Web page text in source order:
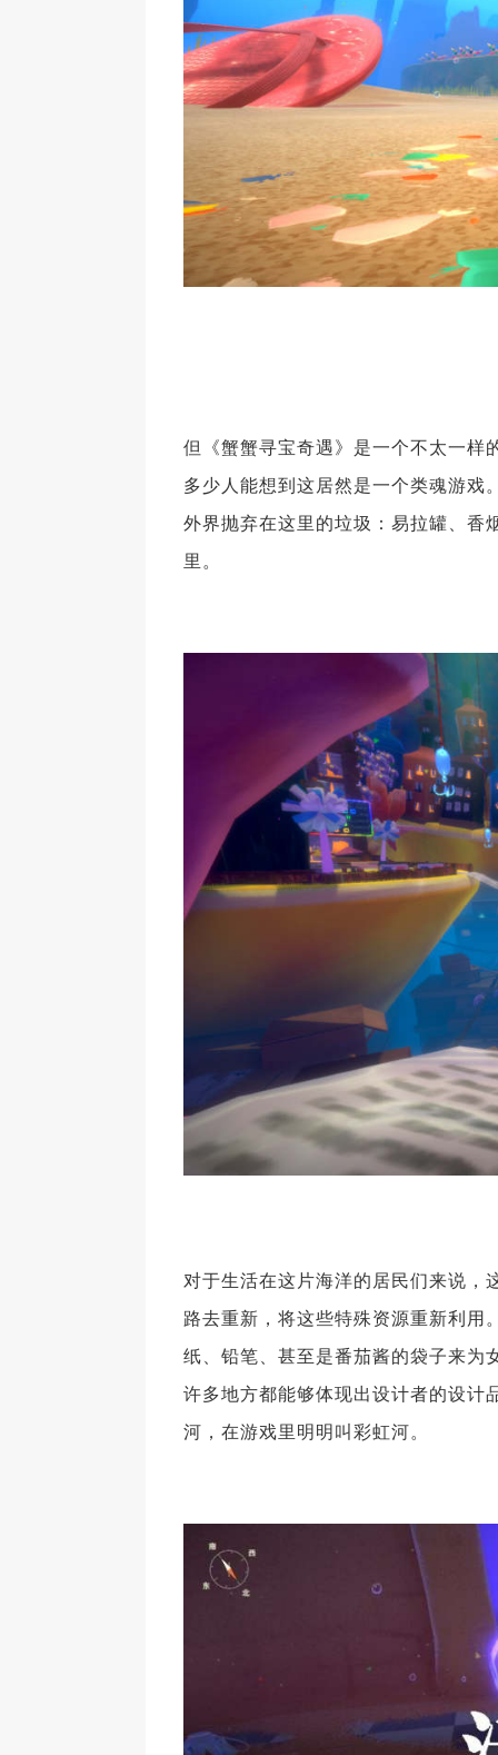
但《蟹蟹寻宝奇遇》是一个不太一样
多少人能想到这居然是一个类魂游戏
外界抛弃在这里的垃圾：易拉罐、
里。
对于生活在这片海洋的居民们来说，
路去重新，将这些特殊资源重新利用
纸、铅笔、甚至是番茄酱的袋子来为
许多地方都能够体现出设计者的设计
河，在游戏里明明叫彩虹河。